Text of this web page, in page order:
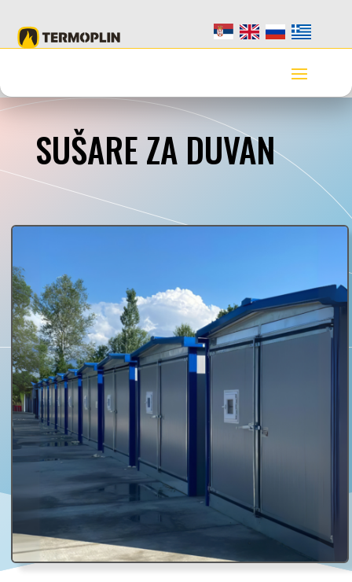
SUŠARE ZA DUVAN